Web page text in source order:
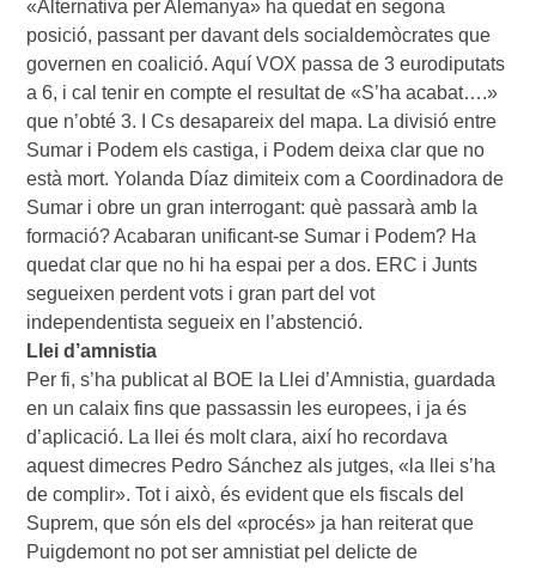
«Alternativa per Alemanya» ha quedat en segona
posició, passant per davant dels socialdemòcrates que
governen en coalició. Aquí VOX passa de 3 eurodiputats
a 6, i cal tenir en compte el resultat de «S’ha acabat….»
que n’obté 3. I Cs desapareix del mapa. La divisió entre
Sumar i Podem els castiga, i Podem deixa clar que no
està mort. Yolanda Díaz dimiteix com a Coordinadora de
Sumar i obre un gran interrogant: què passarà amb la
formació? Acabaran unificant-se Sumar i Podem? Ha
quedat clar que no hi ha espai per a dos. ERC i Junts
segueixen perdent vots i gran part del vot
independentista segueix en l’abstenció.
Llei d’amnistia
Per fi, s’ha publicat al BOE la Llei d’Amnistia, guardada
en un calaix fins que passassin les europees, i ja és
d’aplicació. La llei és molt clara, així ho recordava
aquest dimecres Pedro Sánchez als jutges, «la llei s’ha
de complir». Tot i això, és evident que els fiscals del
Suprem, que són els del «procés» ja han reiterat que
Puigdemont no pot ser amnistiat pel delicte de